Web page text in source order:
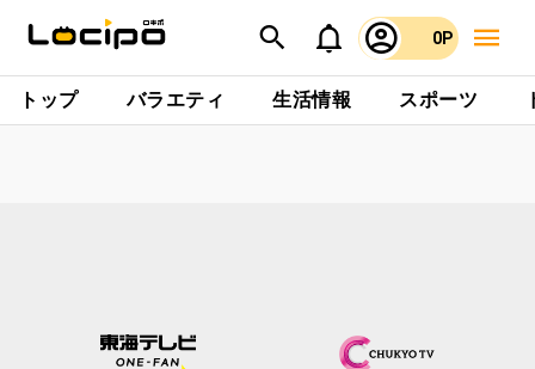
0P
トップ バラエティ 生活情報 スポーツ